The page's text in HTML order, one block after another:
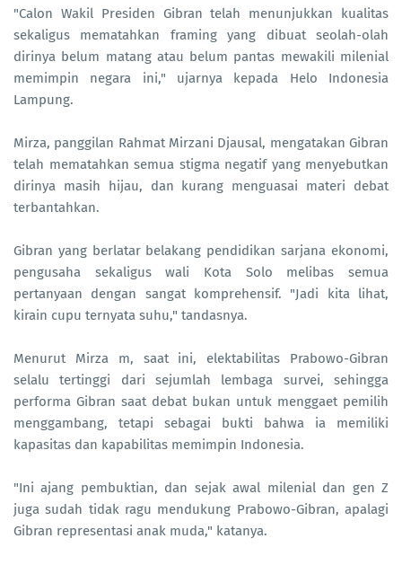
"Calon Wakil Presiden Gibran telah menunjukkan kualitas
sekaligus mematahkan framing yang dibuat seolah-olah
dirinya belum matang atau belum pantas mewakili milenial
memimpin negara ini," ujarnya kepada Helo Indonesia
Lampung.
Mirza, panggilan Rahmat Mirzani Djausal, mengatakan Gibran
telah mematahkan semua stigma negatif yang menyebutkan
dirinya masih hijau, dan kurang menguasai materi debat
terbantahkan.
Gibran yang berlatar belakang pendidikan sarjana ekonomi,
pengusaha sekaligus wali Kota Solo melibas semua
pertanyaan dengan sangat komprehensif. "Jadi kita lihat,
kirain cupu ternyata suhu," tandasnya.
Menurut Mirza m, saat ini, elektabilitas Prabowo-Gibran
selalu tertinggi dari sejumlah lembaga survei, sehingga
performa Gibran saat debat bukan untuk menggaet pemilih
menggambang, tetapi sebagai bukti bahwa ia memiliki
kapasitas dan kapabilitas memimpin Indonesia.
"Ini ajang pembuktian, dan sejak awal milenial dan gen Z
juga sudah tidak ragu mendukung Prabowo-Gibran, apalagi
Gibran representasi anak muda," katanya.